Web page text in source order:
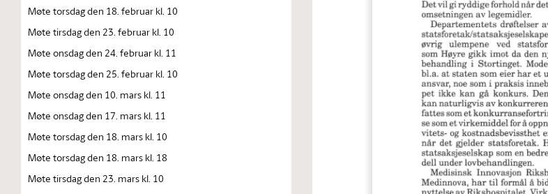
Møte torsdag den 18. februar kl. 10
Møte tirsdag den 23. februar kl. 10
Møte onsdag den 24. februar kl. 11
Møte torsdag den 25. februar kl. 10
Møte onsdag den 10. mars kl. 11
Møte onsdag den 17. mars kl. 11
Møte torsdag den 18. mars kl. 10
Møte torsdag den 18. mars kl. 18
Møte tirsdag den 23. mars kl. 10